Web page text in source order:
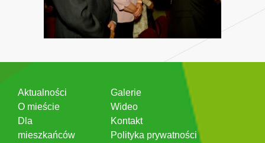
Aktualności
O mieście
Dla
mieszkańców
Galerie
Wideo
Kontakt
Polityka prywatności